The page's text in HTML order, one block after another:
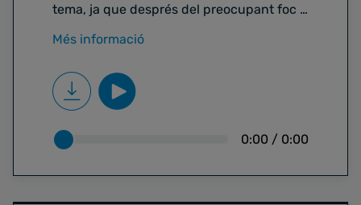
tema, ja que després del preocupant foc a
fases i les característiques que tenen els
focs d’avui dia
Més informació
0:00 / 0:00